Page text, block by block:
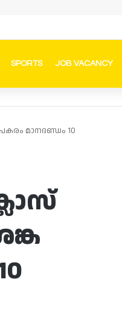
SPORTS JOB VACANCY
മാനദണ്ഡം 10